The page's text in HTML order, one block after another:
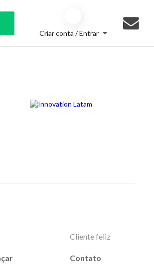
Criar conta / Entrar
Cliente feliz
Contato